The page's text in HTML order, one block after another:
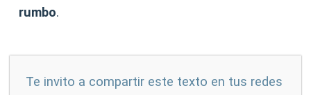
rumbo.
Te invito a compartir este texto en tus redes